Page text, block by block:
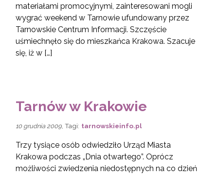
materiałami promocyjnymi, zainteresowani mogli
wygrać weekend w Tarnowie ufundowany przez
Tarnowskie Centrum Informacji. Szczęście
uśmiechnęło się do mieszkańca Krakowa. Szacuje
się, iż w […]
Tarnów w Krakowie
10 grudnia 2009, Tagi: tarnowskieinfo.pl
Trzy tysiące osób odwiedziło Urząd Miasta
Krakowa podczas „Dnia otwartego”. Oprócz
możliwości zwiedzenia niedostępnych na co dzień